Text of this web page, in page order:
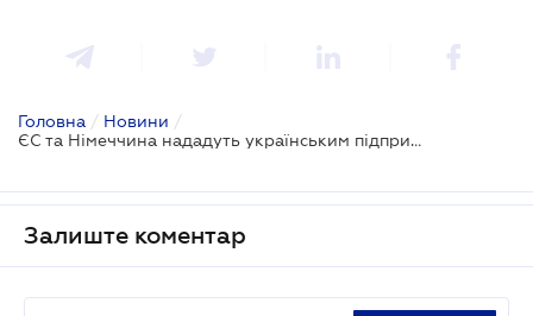
Головна / Новини /
ЄС та Німеччина нададуть українським підприємствам 100 грантів по 10 000 євро
Залиште коментар